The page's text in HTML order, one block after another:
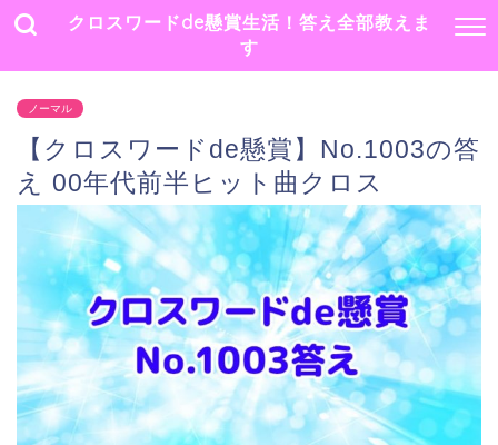
クロスワードde懸賞生活！答え全部教えま
す
ノーマル
【クロスワードde懸賞】No.1003の答
え 00年代前半ヒット曲クロス